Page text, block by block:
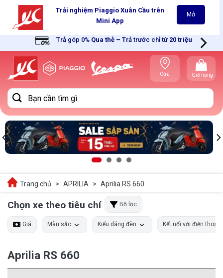
content
Trải nghiệm Piaggio Xuân Cầu trên
Mini App
Mở
Trả góp 0% Qua thẻ – Trả trước chỉ từ 20 triệu
Cửa
hàng gần
bạn
Giỏ hàng
Tìm
kiếm:
Trang chủ > APRILIA > Aprilia RS 660
Chọn xe theo tiêu chí Bộ lọc
Giá Màu sắc Kiểu dáng đèn Kết nối với điện thoại
Aprilia RS 660